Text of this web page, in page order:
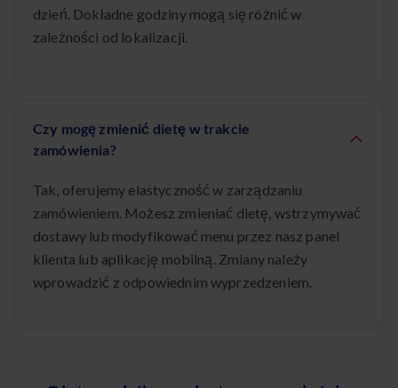
dzień. Dokładne godziny mogą się różnić w
zależności od lokalizacji.
Czy mogę zmienić dietę w trakcie
zamówienia?
Tak, oferujemy elastyczność w zarządzaniu
zamówieniem. Możesz zmieniać dietę, wstrzymywać
dostawy lub modyfikować menu przez nasz panel
klienta lub aplikację mobilną. Zmiany należy
wprowadzić z odpowiednim wyprzedzeniem.